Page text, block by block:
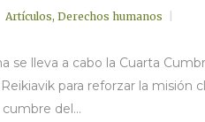
Artículos, Derechos humanos
se lleva a cabo la Cuarta
para reforzar la
del...